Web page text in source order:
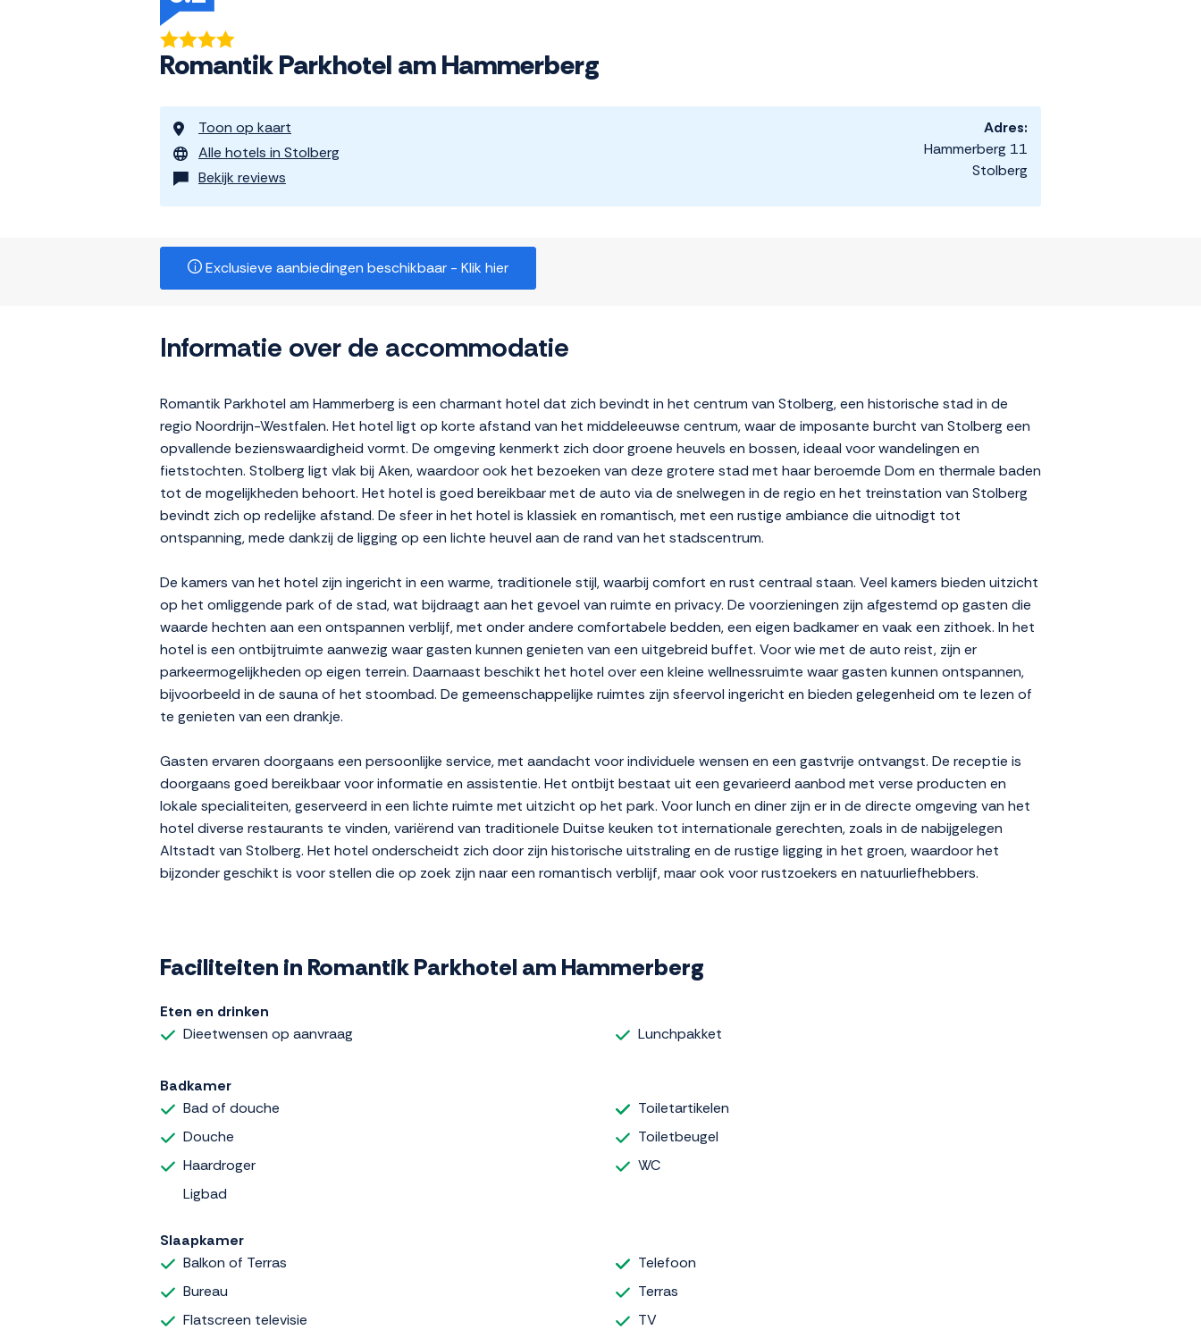
Romantik Parkhotel am Hammerberg
Toon op kaart
Alle hotels in Stolberg
Bekijk reviews
Adres:
Hammerberg 11
Stolberg
Exclusieve aanbiedingen beschikbaar - Klik hier
Informatie over de accommodatie
Romantik Parkhotel am Hammerberg is een charmant hotel dat zich bevindt in het centrum van Stolberg, een historische stad in de
regio Noordrijn-Westfalen. Het hotel ligt op korte afstand van het middeleeuwse centrum, waar de imposante burcht van Stolberg een
opvallende bezienswaardigheid vormt. De omgeving kenmerkt zich door groene heuvels en bossen, ideaal voor wandelingen en
fietstochten. Stolberg ligt vlak bij Aken, waardoor ook het bezoeken van deze grotere stad met haar beroemde Dom en thermale baden
tot de mogelijkheden behoort. Het hotel is goed bereikbaar met de auto via de snelwegen in de regio en het treinstation van Stolberg
bevindt zich op redelijke afstand. De sfeer in het hotel is klassiek en romantisch, met een rustige ambiance die uitnodigt tot
ontspanning, mede dankzij de ligging op een lichte heuvel aan de rand van het stadscentrum.
De kamers van het hotel zijn ingericht in een warme, traditionele stijl, waarbij comfort en rust centraal staan. Veel kamers bieden uitzicht
op het omliggende park of de stad, wat bijdraagt aan het gevoel van ruimte en privacy. De voorzieningen zijn afgestemd op gasten die
waarde hechten aan een ontspannen verblijf, met onder andere comfortabele bedden, een eigen badkamer en vaak een zithoek. In het
hotel is een ontbijtruimte aanwezig waar gasten kunnen genieten van een uitgebreid buffet. Voor wie met de auto reist, zijn er
parkeermogelijkheden op eigen terrein. Daarnaast beschikt het hotel over een kleine wellnessruimte waar gasten kunnen ontspannen,
bijvoorbeeld in de sauna of het stoombad. De gemeenschappelijke ruimtes zijn sfeervol ingericht en bieden gelegenheid om te lezen of
te genieten van een drankje.
Gasten ervaren doorgaans een persoonlijke service, met aandacht voor individuele wensen en een gastvrije ontvangst. De receptie is
doorgaans goed bereikbaar voor informatie en assistentie. Het ontbijt bestaat uit een gevarieerd aanbod met verse producten en
lokale specialiteiten, geserveerd in een lichte ruimte met uitzicht op het park. Voor lunch en diner zijn er in de directe omgeving van het
hotel diverse restaurants te vinden, variërend van traditionele Duitse keuken tot internationale gerechten, zoals in de nabijgelegen
Altstadt van Stolberg. Het hotel onderscheidt zich door zijn historische uitstraling en de rustige ligging in het groen, waardoor het
bijzonder geschikt is voor stellen die op zoek zijn naar een romantisch verblijf, maar ook voor rustzoekers en natuurliefhebbers.
Faciliteiten in Romantik Parkhotel am Hammerberg
Eten en drinken
Dieetwensen op aanvraag
Lunchpakket
Badkamer
Bad of douche
Douche
Haardroger
Ligbad
Toiletartikelen
Toiletbeugel
WC
Slaapkamer
Balkon of Terras
Bureau
Flatscreen televisie
Telefoon
Terras
TV